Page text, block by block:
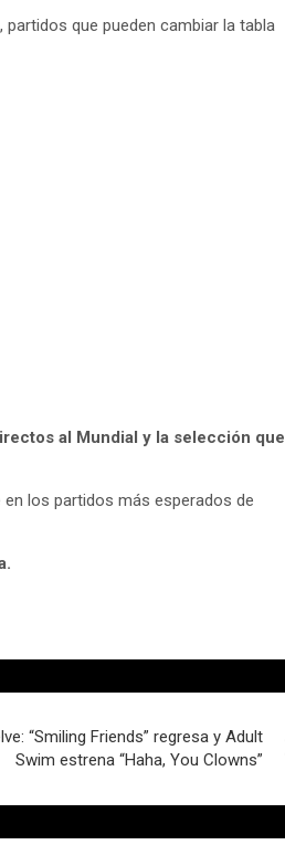
, partidos que pueden cambiar la tabla
al Mundial y la selección que
los partidos más esperados de
“Smiling Friends” regresa y Adult
Swim estrena “Haha, You Clowns”